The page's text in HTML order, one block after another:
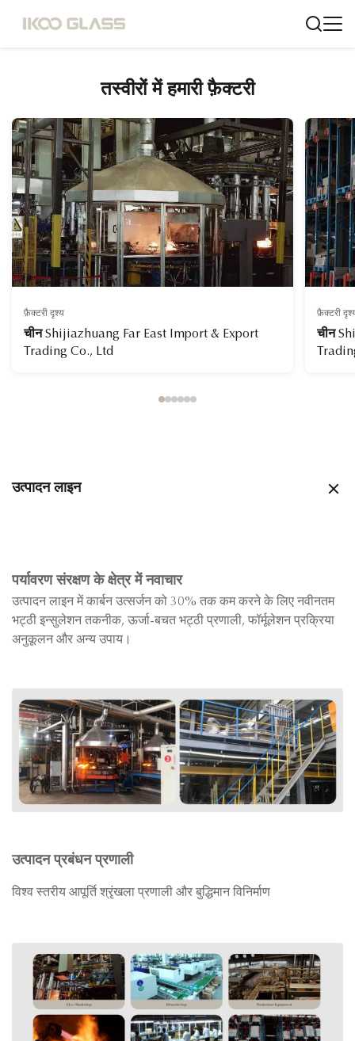
तस्वीरों में हमारी फ़ैक्टरी
फ़ैक्टरी दृश्य
चीन Shijiazhuang Far East Import & Export
Trading Co., Ltd
फ़ैक्टरी
चीन
उत्पादन लाइन
पर्यावरण संरक्षण के क्षेत्र में नवाचार
उत्पादन लाइन में कार्बन उत्सर्जन को 30% तक कम करने के लिए नवीनतम
भट्ठी इन्सुलेशन तकनीक, ऊर्जा-बचत भट्ठी प्रणाली, फॉर्मूलेशन प्रक्रिया
अनुकूलन और अन्य उपाय।
उत्पादन प्रबंधन प्रणाली
विश्व स्तरीय आपूर्ति श्रृंखला प्रणाली और बुद्धिमान विनिर्माण